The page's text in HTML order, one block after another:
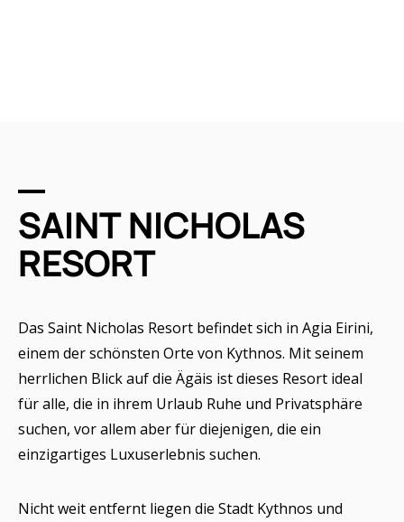
SAINT NICHOLAS
RESORT
Das Saint Nicholas Resort befindet sich in Agia Eirini,
einem der schönsten Orte von Kythnos. Mit seinem
herrlichen Blick auf die Ägäis ist dieses Resort ideal
für alle, die in ihrem Urlaub Ruhe und Privatsphäre
suchen, vor allem aber für diejenigen, die ein
einzigartiges Luxuserlebnis suchen.
Nicht weit entfernt liegen die Stadt Kythnos und